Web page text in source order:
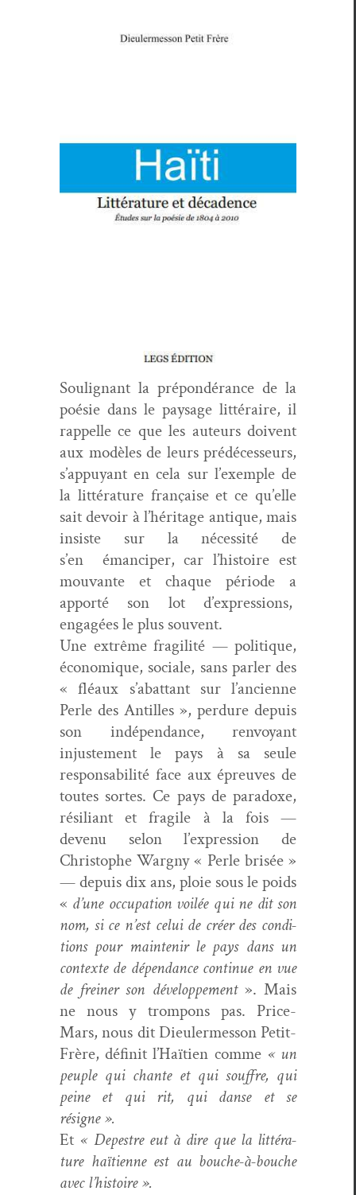
Soulig­nant la prépondérance de la
poésie dans le paysage lit­téraire, il
rap­pelle ce que les auteurs doivent
aux mod­èles de leurs prédécesseurs,
s’ap­puyant en cela sur l’ex­em­ple de
la lit­téra­ture française et ce qu’elle
sait devoir à l’héritage antique, mais
insiste sur la néces­sité de
s’en émanciper, car l’his­toire est
mou­vante et chaque péri­ode a
apporté son lot d’ex­pres­sions,
engagées le plus souvent.
Une extrême fragilité — poli­tique,
économique, sociale, sans par­ler des
« fléaux s’a­bat­tant sur l’an­ci­enne
Per­le des Antilles », per­dure depuis
son indépen­dance, ren­voy­ant
injuste­ment le pays à sa seule
respon­s­abil­ité face aux épreuves de
toutes sortes. Ce pays de para­doxe,
résiliant et frag­ile à la fois —
devenu selon l’ex­pres­sion de
Christophe Wargny « Per­le brisée »
— depuis dix ans, ploie sous le poids
« d’une occu­pa­tion voilée qui ne dit son
nom, si ce n’est celui de créer des con­di­
tions pour main­tenir le pays dans un
con­texte de dépen­dance con­tin­ue en vue
de frein­er son développe­ment ». Mais
ne nous y trompons pas. Price-
Mars, nous dit Dieuler­mes­son Petit-
Frère, définit l’Haï­tien comme « un
peu­ple qui chante et qui souf­fre, qui
peine et qui rit, qui danse et se
résigne ».
Et « Depestre eut à dire que la lit­téra­
ture haï­ti­enne est au bouche-à-bouche
avec l’histoire ».